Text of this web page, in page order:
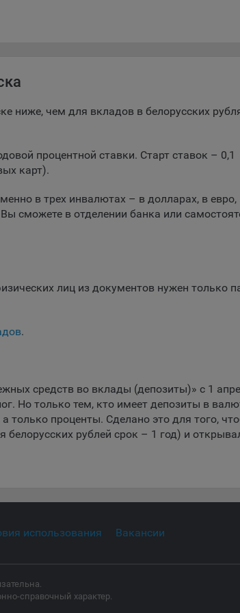
информации в обобщенном виде для оценки и
работы сайтов;
персонализированной рекламы
файлы cookie, например, применяемые при
в систему, или для оставления отзыва либо
и полноценного использования его
быть отключены в системах. Вместе с тем,
работать).
для обеспечения работы некоторых
сайтов, например, для хранения предпочтений
прохождений опросов пользователями.
информацию о выборе пользователя на сайте и
Обществу «запомнить» информацию о
и других местных настройках для того, чтобы
настраивать сайт.
а также позволяют оценить эффективность
сайтах.
Сохранить по умолчанию
ниже, чем для вкладов в белорусских
процентной ставки. Старт ставок – 0,1
карт).
в трех инвалютах – в долларах, в евро,
сможете в отделении банка или
лиц из документов нужен только
.
средств во вклады (депозиты)» с 1
Но только тем, кто имеет депозиты в
только проценты. Сделано это для того,
рублей срок – 1 год) и
использования Вакансии
справочный характер.